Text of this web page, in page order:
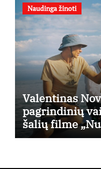
Naudinga žinoti
Valentinas
pagrindinių
šalių filme
kino